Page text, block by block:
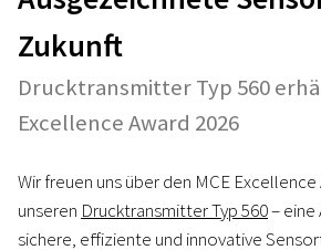
Zukunft
Drucktransmitter Typ 560
Excellence Award 2026
Wir freuen uns über den MCE
unseren Drucktransmitter Typ 560– eine
sichere, effiziente und innovative